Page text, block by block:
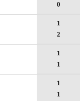
0
1
2
1
1
1
1